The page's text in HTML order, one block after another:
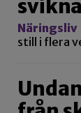
Näringsliv
still i flera